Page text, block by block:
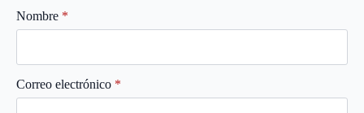
Nombre *
Correo electrónico *